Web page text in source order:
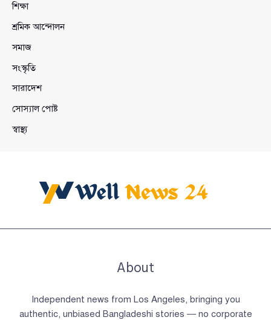
শিক্ষা
শ্রমিক আন্দোলন
সমাজ
সংস্কৃতি
সারাদেশ
সোস্যাল পোষ্ট
স্বাস্থ্য
About
Independent news from Los Angeles, bringing you
authentic, unbiased Bangladeshi stories — no corporate